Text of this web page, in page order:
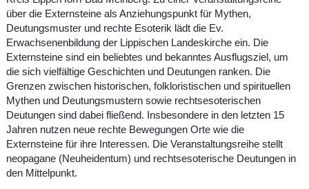
über die Externsteine als Anziehungspunkt für Mythen,
Deutungsmuster und rechte Esoterik lädt die Ev.
Erwachsenenbildung der Lippischen Landeskirche ein. Die
Externsteine sind ein beliebtes und bekanntes Ausflugsziel, um
die sich vielfältige Geschichten und Deutungen ranken. Die
Grenzen zwischen historischen, folkloristischen und spirituellen
Mythen und Deutungsmustern sowie rechtsesoterischen
Deutungen sind dabei fließend. Insbesondere in den letzten 15
Jahren nutzen neue rechte Bewegungen Orte wie die
Externsteine für ihre Interessen. Die Veranstaltungsreihe stellt
neopagane (Neuheidentum) und rechtsesoterische Deutungen in
den Mittelpunkt.